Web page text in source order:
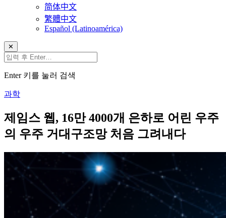
简体中文
繁體中文
Español (Latinoamérica)
✕
Enter 키를 눌러 검색
과학
제임스 웹, 16만 4000개 은하로 어린 우주
의 우주 거대구조망 처음 그려내다